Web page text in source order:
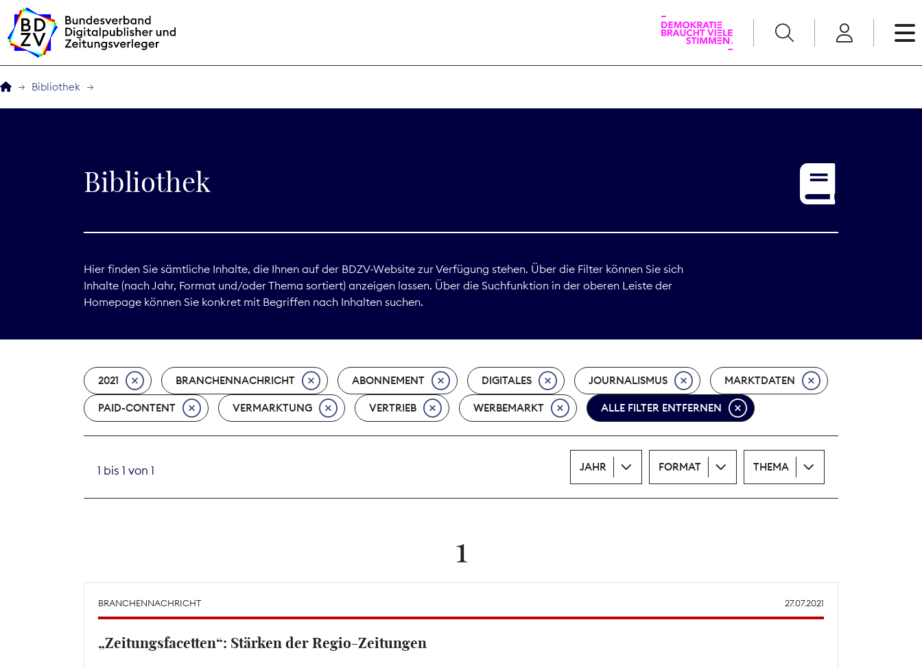
BDZVplus GmbH
Service
Print
Bibliothek
Bibliothek
Hier finden Sie sämtliche Inhalte, die Ihnen auf der BDZV-Website zur Verfügung stehen. Über die Filter können Sie sich
Inhalte (nach Jahr, Format und/oder Thema sortiert) anzeigen lassen. Über die Suchfunktion in der oberen Leiste der
Homepage können Sie konkret mit Begriffen nach Inhalten suchen.
2021 BRANCHENNACHRICHT ABONNEMENT DIGITALES JOURNALISMUS MARKTDATEN
PAID-CONTENT VERMARKTUNG VERTRIEB WERBEMARKT ALLE FILTER ENTFERNEN
1 bis 1 von 1 JAHR FORMAT THEMA
1
BRANCHENNACHRICHT 27.07.2021
„Zeitungsfacetten“: Stärken der Regio-Zeitungen